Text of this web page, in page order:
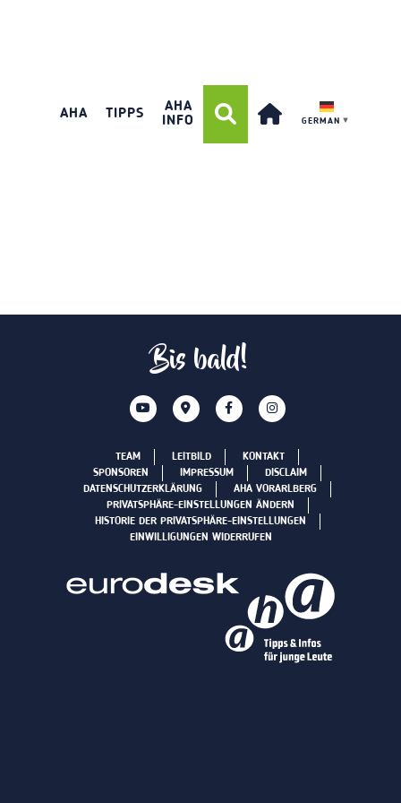
AHA TIPPS
AHA
INFO
GERMAN ▼
Bis bald!
TEAM LEITBILD
KONTAKT
SPONSOREN
IMPRESSUM
DISCLAIM
DATENSCHUTZERKLÄRUNG
AHA VORARLBERG
PRIVATSPHÄRE-EINSTELLUNGEN ÄNDERN
HISTORIE DER PRIVATSPHÄRE-EINSTELLUNGEN
EINWILLIGUNGEN WIDERRUFEN